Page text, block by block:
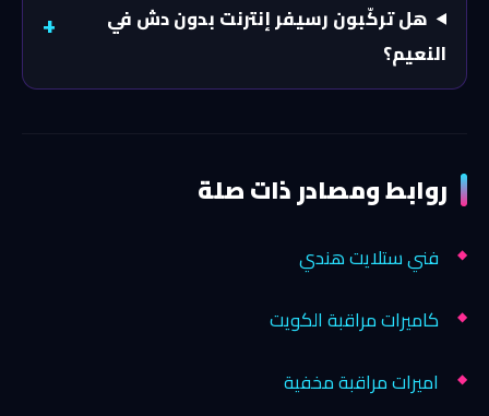
هل تركّبون رسيفر إنترنت بدون دش في
النعيم؟
روابط ومصادر ذات صلة
فني ستلايت هندي
كاميرات مراقبة الكويت
اميرات مراقبة مخفية